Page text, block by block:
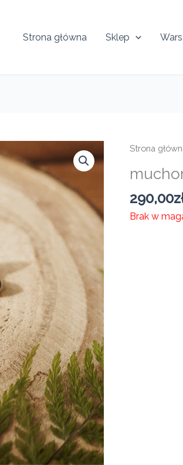
Strona główna Sklep
Strona
290,00
Brak w